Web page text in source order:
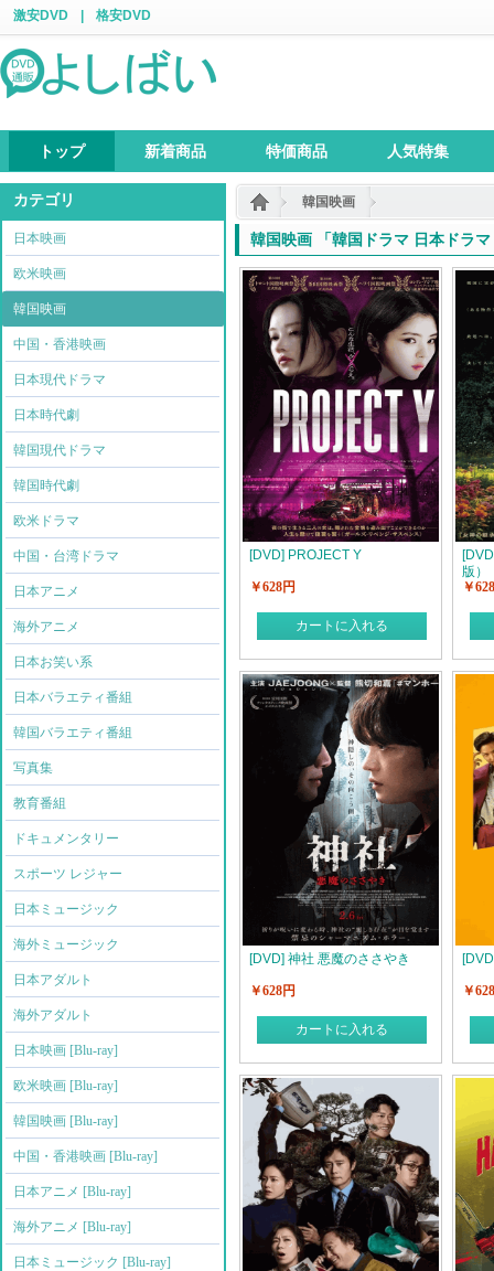
激安DVD 格安DVD
トップ 新着商品 特価商品 人気特集
カテゴリ
日本映画
欧米映画
韓国映画
中国・香港映画
日本現代ドラマ
日本時代劇
韓国現代ドラマ
韓国時代劇
欧米ドラマ
中国・台湾ドラマ
日本アニメ
海外アニメ
日本お笑い系
日本バラエティ番組
韓国バラエティ番組
写真集
教育番組
ドキュメンタリー
スポーツ レジャー
日本ミュージック
海外ミュージック
日本アダルト
海外アダルト
日本映画 [Blu-ray]
欧米映画 [Blu-ray]
韓国映画 [Blu-ray]
中国・香港映画 [Blu-ray]
日本アニメ [Blu-ray]
海外アニメ [Blu-ray]
日本ミュージック [Blu-ray]
韓国映画
韓国映画 「韓国ドラマ 日本ドラ
[DVD] PROJECT Y
￥628円
カートに入れる
版）
￥
[DVD] 神社 悪魔のささやき
￥628円
カートに入れる
￥